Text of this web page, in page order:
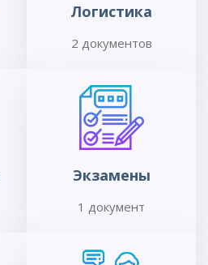
Логистика
2 документов
Экзамены
1 документ